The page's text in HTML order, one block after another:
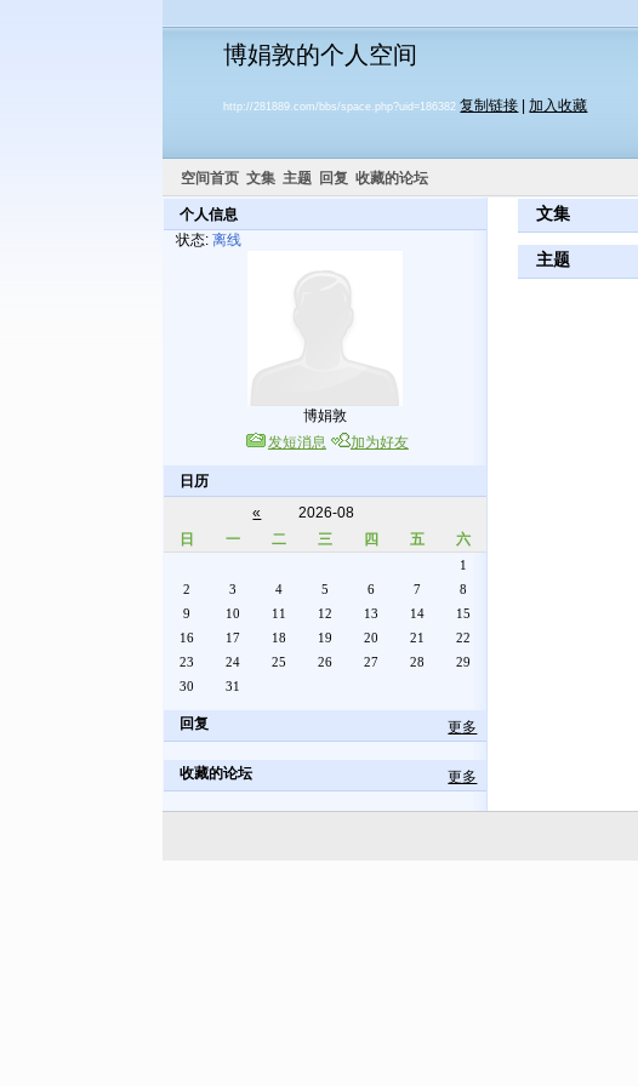
博娟敦的个人空间
http://281889.com/bbs/space.php?uid=186382 复制链接 |加入收藏
空间首页 文集 主题 回复 收藏的论坛
个人信息
状态:离线
博娟敦
发短消息
加为好友
日历
«
2026-08
日
一 二 三 四 五 六
1
2
3 4 5 6 7
8
9
10 11 12 13 14
15
16
17 18 19 20 21
22
23
24 25 26 27 28
29
30
31
回复 更多
收藏的论坛 更多
文集
主题